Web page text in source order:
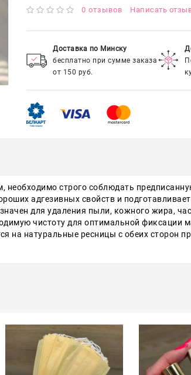
0 отзывов Написать
Доставка по Минску
бесплатно при сумме заказа
от 150 руб.
строго соблюдать
адгезивных свойств и
для удаления пыли, кожного жира,
чистоту для оптимальной фиксации
на натуральные ресницы с обеих сторон